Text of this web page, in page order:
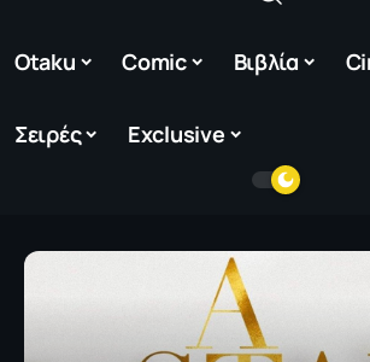
Otaku Comic Βιβλία
Σειρές Exclusive